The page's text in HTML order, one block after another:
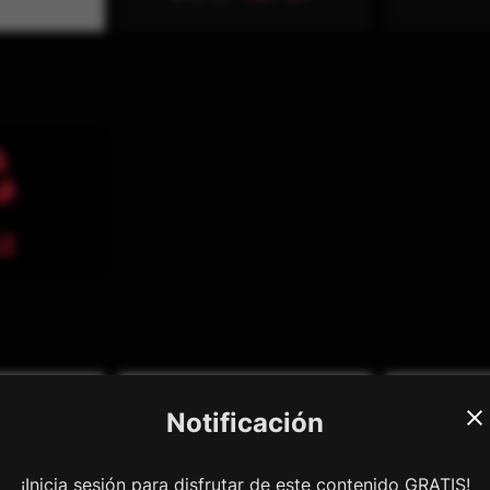
Notificación
¡Inicia sesión para disfrutar de este contenido GRATIS!